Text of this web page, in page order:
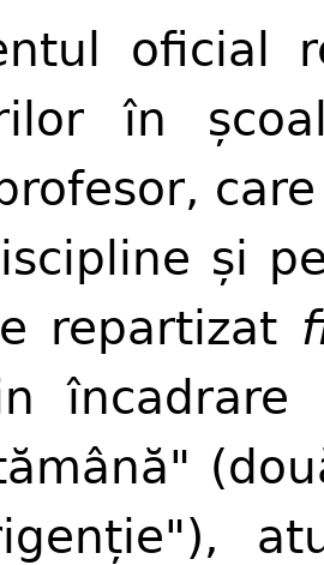
oficial
în
și
repartizat
încadrare